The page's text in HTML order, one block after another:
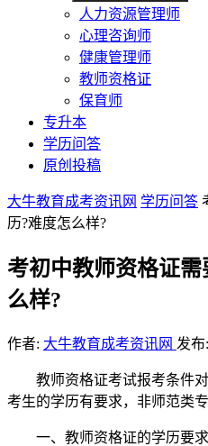
人力资源管理师
心理咨询师
健康管理师
教师资格证
保育师
专升本
学历问答
原创投稿
大牛教育成考资讯网 学历问答
历?难度怎么样?
考初中教师资格证
么样?
作者: 大牛教育成考资讯网 发布
教师资格证考试报考条件
考生的学历有要求，非师范类
一、教师资格证的学历要求